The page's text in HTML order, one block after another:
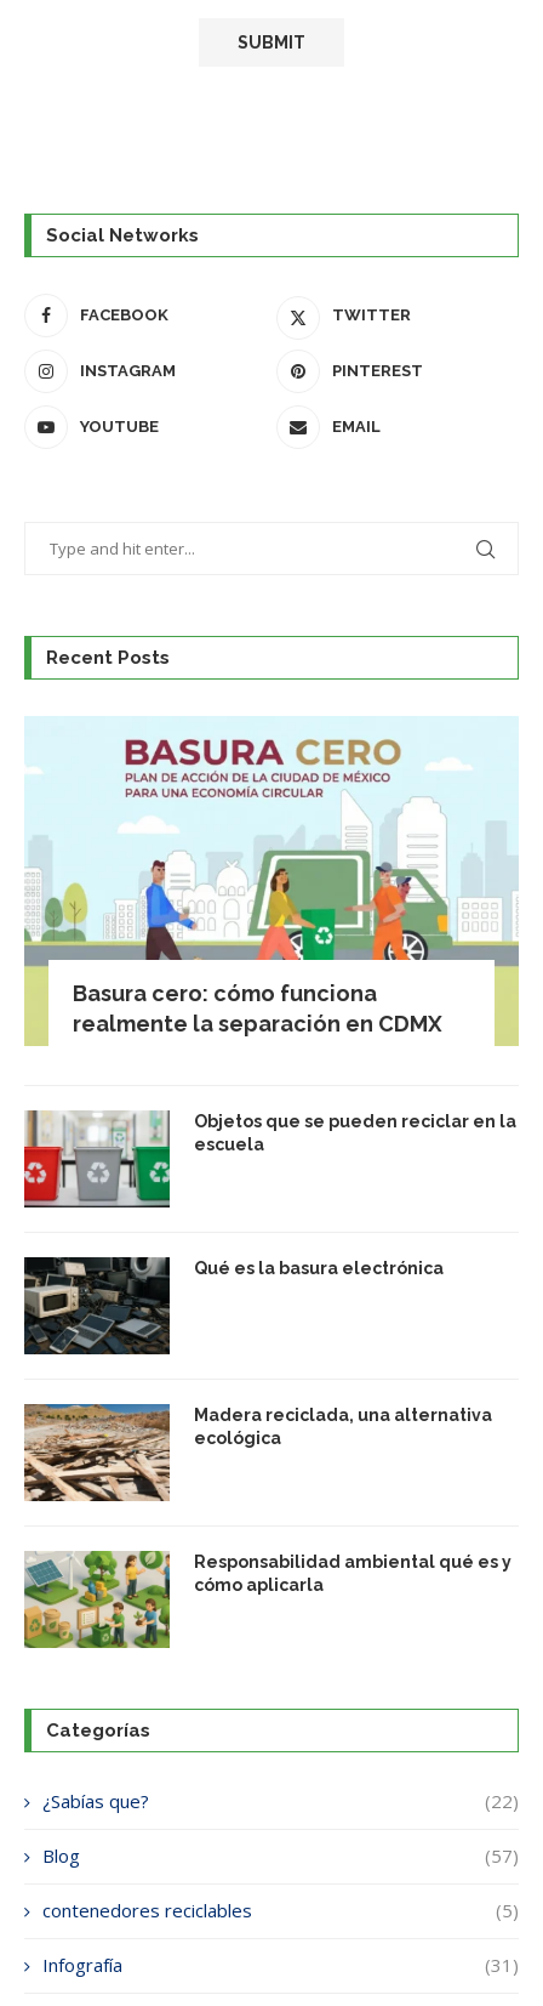
Social Networks
FACEBOOK TWITTER
INSTAGRAM PINTEREST
YOUTUBE EMAIL
Recent Posts
Basura cero: cómo funciona
realmente la separación en CDMX
Objetos que se pueden reciclar en la
escuela
Qué es la basura electrónica
Madera reciclada, una alternativa
ecológica
Responsabilidad ambiental qué es y
cómo aplicarla
Categorías
¿Sabías que? (22)
Blog (57)
contenedores reciclables (5)
Infografía (31)